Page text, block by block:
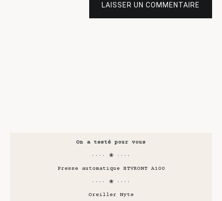
LAISSER UN COMMENTAIRE
On a testé pour vous
···· ❀ ····
Presse automatique HTVRONT A100
···· ❀ ····
Oreiller Nyte